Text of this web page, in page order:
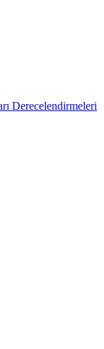
Derecelendirmeleri